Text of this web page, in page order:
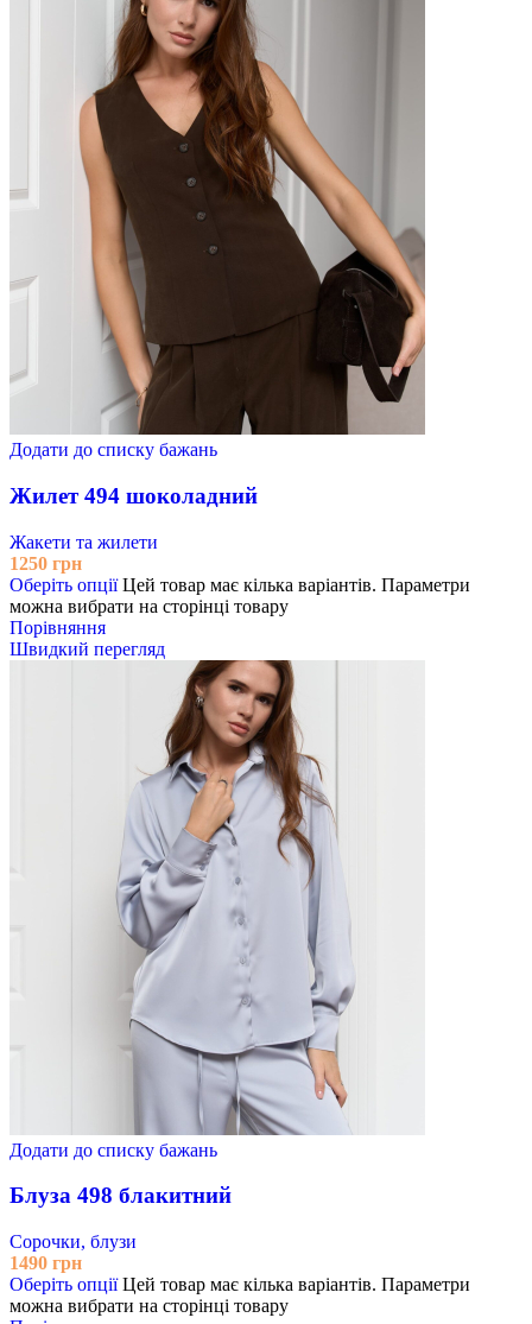
Додати до списку бажань
Жилет 494 шоколадний
Жакети та жилети
1250 грн
Оберіть опції Цей товар має кілька варіантів. Параметри
можна вибрати на сторінці товару
Порівняння
Швидкий перегляд
Додати до списку бажань
Блуза 498 блакитний
Сорочки, блузи
1490 грн
Оберіть опції Цей товар має кілька варіантів. Параметри
можна вибрати на сторінці товару